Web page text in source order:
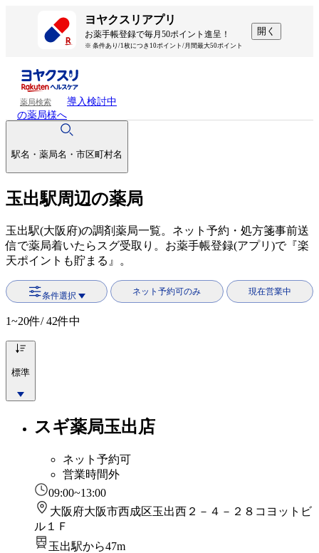
ヨヤクスリアプリ
お薬手帳登録で毎月50ポイント進呈！
※ 条件あり/1枚につき10ポイント/月間最大50ポイント
開く
薬局検索
導入検討中
の薬局様へ
駅名・薬局名・市区町村名
玉出駅周辺の薬局
玉出駅(大阪府)の調剤薬局一覧。ネット予約・処方箋事前送
信で薬局着いたらスグ受取り。お薬手帳登録(アプリ)で『楽
天ポイントも貯まる』。
条件選択 ネット予約可のみ 現在営業中
1~20件/ 42件中
標準
スギ薬局玉出店
ネット予約可
営業時間外
09:00~13:00
大阪府大阪市西成区玉出西２－４－２８コヨットビ
ル１Ｆ
玉出駅から47m